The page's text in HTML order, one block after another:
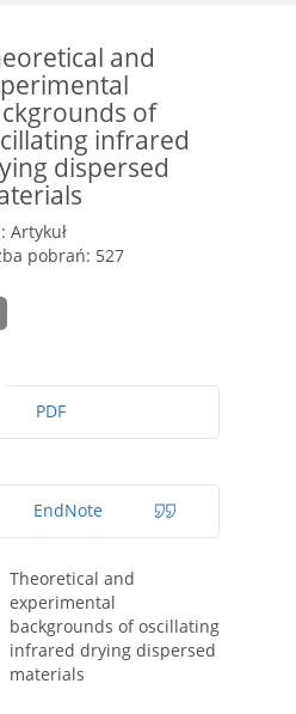
and
of
infrared
dispersed
Artykuł
pobrań: 527
PDF
EndNote
Theoretical and
experimental
backgrounds of oscillating
infrared drying dispersed
materials